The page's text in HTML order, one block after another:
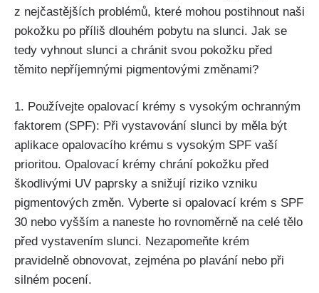
z nejčastějších problémů, které mohou ‍postihnout naši
pokožku po příliš dlouhém​ pobytu na slunci. Jak se
tedy vyhnout slunci ⁢a chránit svou pokožku před
těmito ⁣nepříjemnými ​pigmentovými změnami?
1. Používejte⁢ opalovací krémy s vysokým ochranným
faktorem (SPF): Při vystavování ⁣slunci by měla být
aplikace opalovacího krému ‍s vysokým ⁣SPF vaší
prioritou. Opalovací krémy chrání pokožku před
škodlivými UV paprsky a⁤ snižují riziko vzniku
pigmentových změn.‌ Vyberte si opalovací ⁢krém s SPF​
30 nebo vyšším a ⁤naneste ho​ rovnoměrně⁤ na ⁢celé⁣ tělo
před vystavením slunci. Nezapomeňte ​krém
pravidelně obnovovat, zejména po plavání nebo při
silném pocení.